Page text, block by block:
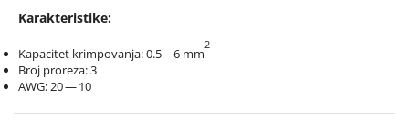
Karakteristike:
Kapacitet krimpovanja: 0.5 – 6 mm
2
Broj proreza: 3
AWG: 20 — 10